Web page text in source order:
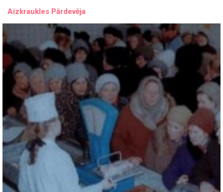
Aizkraukles Pārdevēja